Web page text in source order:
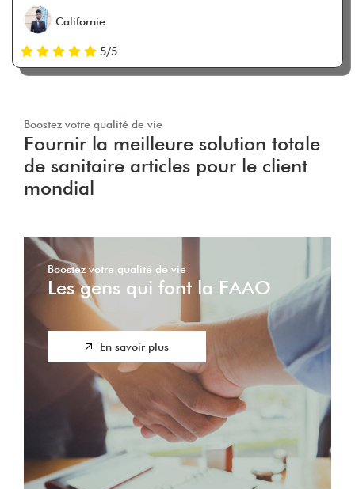
Californie
5/5
Boostez votre qualité de vie
Fournir la meilleure solution totale
de sanitaire articles pour le client
mondial
Boostez votre qualité de vie
Les gens qui font la FAAO
En savoir plus